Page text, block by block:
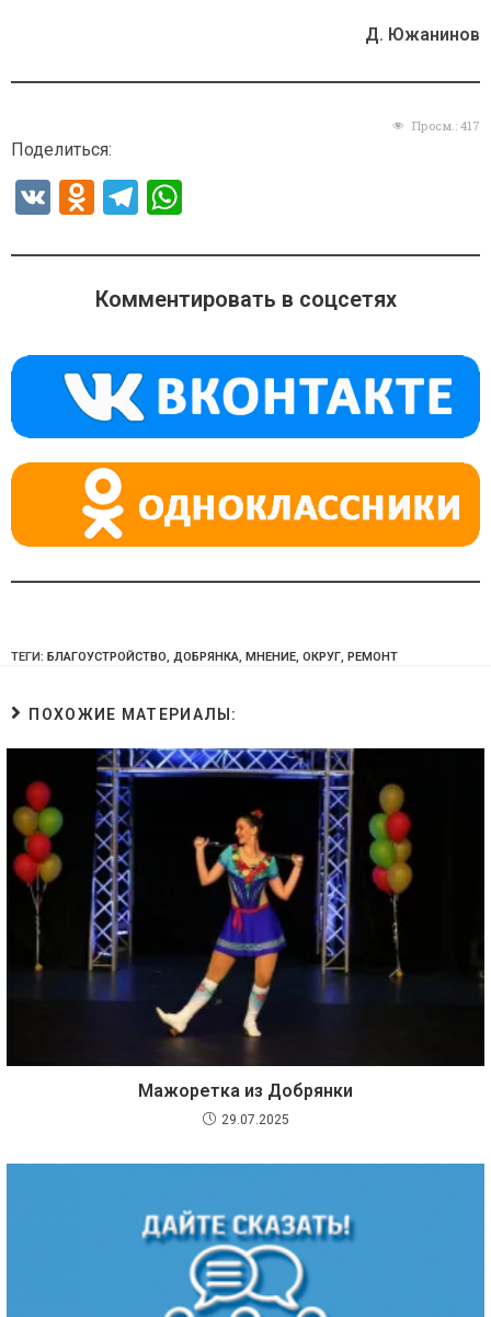
Д. Южанинов
Просм.: 417
Поделиться:
V
O
n
o
a
ss
ni
ki
T
e
gr
m
at
s
p
p
Комментировать в соцсетях
ТЕГИ: БЛАГОУСТРОЙСТВО, ДОБРЯНКА, МНЕНИЕ, ОКРУГ, РЕМОНТ
ПОХОЖИЕ МАТЕРИАЛЫ:
Мажоретка из Добрянки
29.07.2025